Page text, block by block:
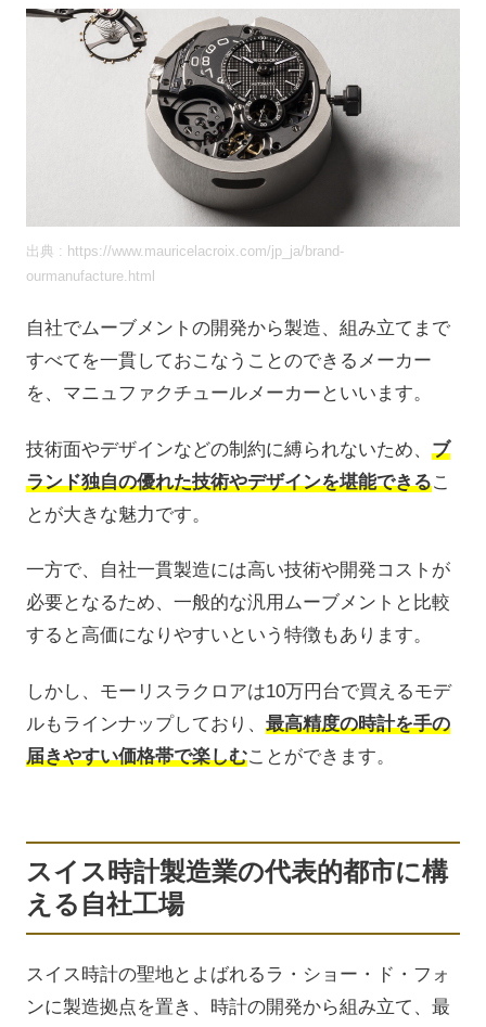
出典 : https://www.mauricelacroix.com/jp_ja/brand-
ourmanufacture.html
自社でムーブメントの開発から製造、組み立てまで
すべてを一貫しておこなうことのできるメーカー
を、マニュファクチュールメーカーといいます。
技術面やデザインなどの制約に縛られないため、 ブ
ランド独自の優れた技術やデザインを堪能できるこ
とが大きな魅力です。
一方で、自社一貫製造には高い技術や開発コストが
必要となるため、一般的な汎用ムーブメントと比較
すると高価になりやすいという特徴もあります。
しかし、モーリスラクロアは10万円台で買えるモデ
ルもラインナップしており、 最高精度の時計を手の
届きやすい価格帯で楽しむことができます。
スイス時計製造業の代表的都市に構
える自社工場
スイス時計の聖地とよばれるラ・ショー・ド・フォ
ンに製造拠点を置き、時計の開発から組み立て、最